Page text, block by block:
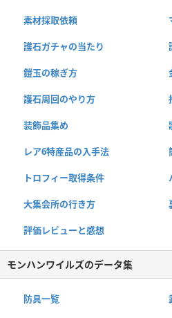
素材採取依頼
護石ガチャの当たり
鎧玉の稼ぎ方
護石周回のやり方
装飾品集め
レア6特産品の入手法
トロフィー取得条件
大集会所の行き方
評価レビューと感想
モンハンワイルズのデータ集
防具一覧